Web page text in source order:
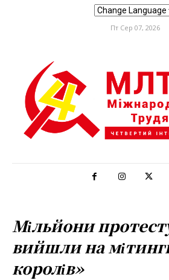
Пт Сер 07, 2026
Мільйони
вийшли на
королів»